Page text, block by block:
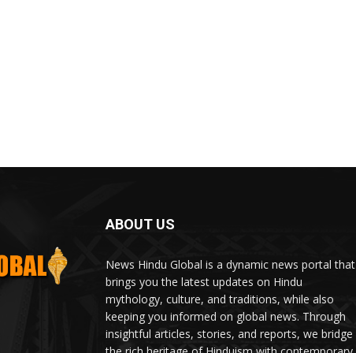
ABOUT US
News Hindu Global is a dynamic news portal that
brings you the latest updates on Hindu
mythology, culture, and traditions, while also
keeping you informed on global news. Through
insightful articles, stories, and reports, we bridge